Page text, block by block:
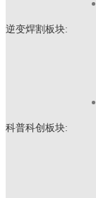
逆变焊割板块:
科普科创板块: